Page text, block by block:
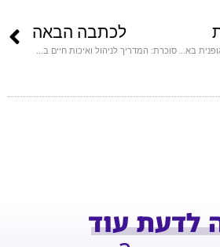
תפקידם של תזונה ופעילות גופנית באיזון לחץ הדם: המפתח לחיים בריאים
לכתבה הבאה
סוכרת: המדריך לניהול ואיכות חיים בריאה
לדעת עוד